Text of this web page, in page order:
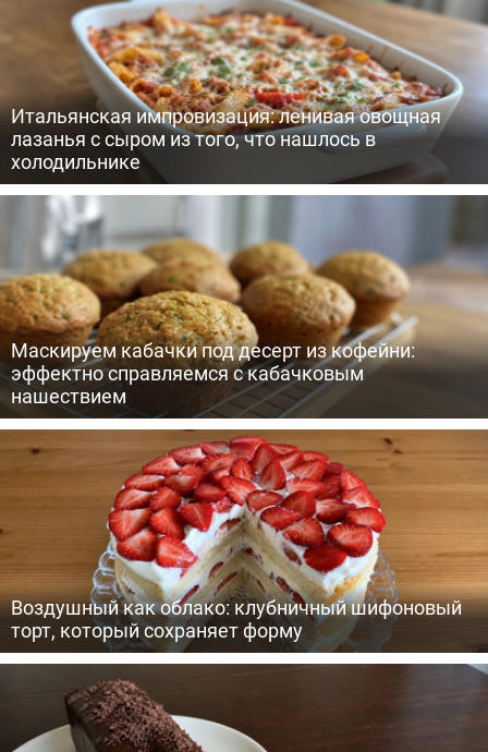
Итальянская импровизация: ленивая овощная
лазанья с сыром из того, что нашлось в
холодильнике
Маскируем кабачки под десерт из кофейни:
эффектно справляемся с кабачковым
нашествием
Воздушный как облако: клубничный шифоновый
торт, который сохраняет форму